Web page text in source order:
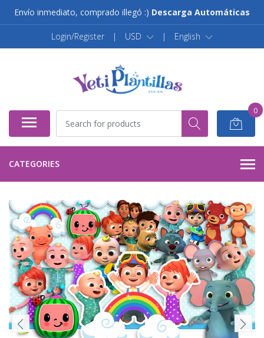
Envío inmediato, comprado illegó :) Descarga Automáticas
Login/Register | USD | English
0
CATEGORIES